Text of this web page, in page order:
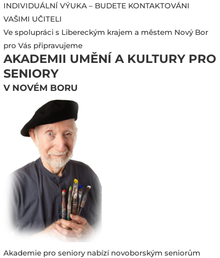
INDIVIDUÁLNÍ VÝUKA – BUDETE KONTAKTOVÁNI
VAŠIMI UČITELI
Ve spolupráci s Libereckým krajem a městem Nový Bor
pro Vás připravujeme
AKADEMII UMĚNÍ A KULTURY PRO
SENIORY
V NOVÉM BORU
Akademie pro seniory nabízí novoborským seniorům